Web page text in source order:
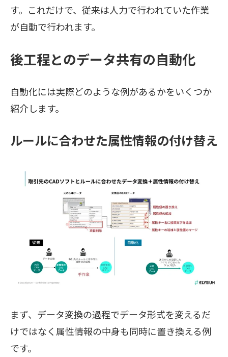
す。これだけで、従来は人力で行われていた作業
が自動で行われます。
後工程とのデータ共有の自動化
自動化には実際どのような例があるかをいくつか
紹介します。
ルールに合わせた属性情報の付け替え
まず、データ変換の過程でデータ形式を変えるだ
けではなく属性情報の中身も同時に置き換える例
です。